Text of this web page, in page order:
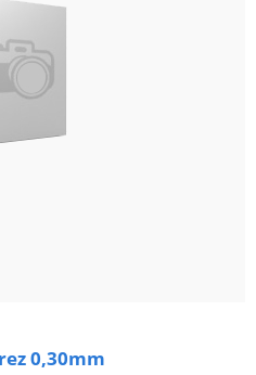
0,30mm